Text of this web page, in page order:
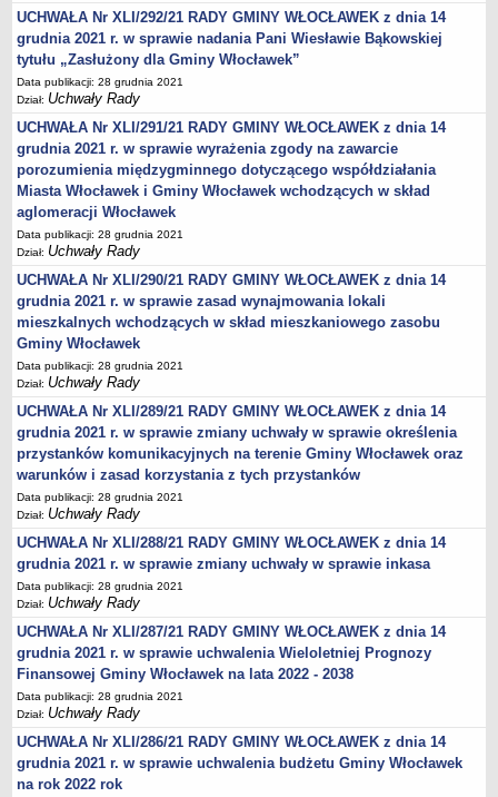
Wybory Prezydenckie 2020
Wybory do Sejmu i do Senatu 2019
Wybory posłów do Parlamentu Europejskiego 2019
Wybory Samorządowe 2018 r.
Wybory ławników na kadencję 2020 – 2023
Roczny Program Współpracy Gminy Włocławek z organizacjami
pozarządowymi - Konsultacje
Nowe statuty sołectw - Konsultacje
Konsultacje 2020 - zmiana granic
Nieodpłatna pomoc prawna
Obwieszczenia Wójta Gminy
Obwieszczenia Wojewody
Obwieszczenia innych organów
Obwieszczenia o sprzedaży
Informacje i Ogłoszenia
Ogłoszenia dot. nieruchomości
Sprawozdania Wójta Gminy
Zawiadomienia
Nabór pracowników
Konkursy - gminne jednostki organizacyjne
Rejestry
Petycje kierowane do Rady Gminy
Petycje kierowane do Wójta Gminy
Raporty o stanie Gminy
Petycje
Spis Rolny 2020
Dostępność cyfrowa strony podmiotowej BIP
UCHWAŁA Nr XLI/292/21 RADY GMINY WŁOCŁAWEK z dnia 14
grudnia 2021 r. w sprawie nadania Pani Wiesławie Bąkowskiej
tytułu „Zasłużony dla Gminy Włocławek”
Data publikacji: 28 grudnia 2021
Dział: Uchwały Rady
UCHWAŁA Nr XLI/291/21 RADY GMINY WŁOCŁAWEK z dnia 14
grudnia 2021 r. w sprawie wyrażenia zgody na zawarcie
porozumienia międzygminnego dotyczącego współdziałania
Miasta Włocławek i Gminy Włocławek wchodzących w skład
aglomeracji Włocławek
Data publikacji: 28 grudnia 2021
Dział: Uchwały Rady
UCHWAŁA Nr XLI/290/21 RADY GMINY WŁOCŁAWEK z dnia 14
grudnia 2021 r. w sprawie zasad wynajmowania lokali
mieszkalnych wchodzących w skład mieszkaniowego zasobu
Gminy Włocławek
Data publikacji: 28 grudnia 2021
Dział: Uchwały Rady
UCHWAŁA Nr XLI/289/21 RADY GMINY WŁOCŁAWEK z dnia 14
grudnia 2021 r. w sprawie zmiany uchwały w sprawie określenia
przystanków komunikacyjnych na terenie Gminy Włocławek oraz
warunków i zasad korzystania z tych przystanków
Data publikacji: 28 grudnia 2021
Dział: Uchwały Rady
UCHWAŁA Nr XLI/288/21 RADY GMINY WŁOCŁAWEK z dnia 14
grudnia 2021 r. w sprawie zmiany uchwały w sprawie inkasa
Data publikacji: 28 grudnia 2021
Dział: Uchwały Rady
UCHWAŁA Nr XLI/287/21 RADY GMINY WŁOCŁAWEK z dnia 14
grudnia 2021 r. w sprawie uchwalenia Wieloletniej Prognozy
Finansowej Gminy Włocławek na lata 2022 - 2038
Data publikacji: 28 grudnia 2021
Dział: Uchwały Rady
UCHWAŁA Nr XLI/286/21 RADY GMINY WŁOCŁAWEK z dnia 14
grudnia 2021 r. w sprawie uchwalenia budżetu Gminy Włocławek
na rok 2022 rok